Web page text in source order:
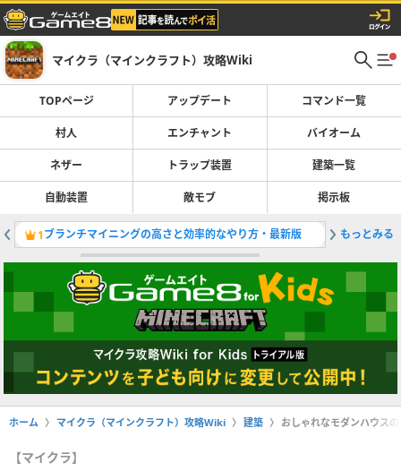
マイクラ（マインクラフト）攻略Wiki
TOPページ アップデート コマンド一覧
村人 エンチャント バイオーム
ネザー トラップ装置 建築一覧
自動装置 敵モブ 掲示板
1ブランチマイニングの高さと効率的なやり方・最新版 2天空ト
もっとみる
ホーム マイクラ（マインクラフト）攻略Wiki 建築 おしゃれなモダンハウス
【マイクラ】